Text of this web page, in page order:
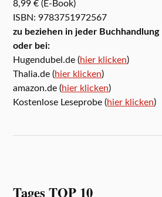
8,99 € (E-Book)
ISBN: 9783751972567
zu beziehen in jeder Buchhandlung
oder bei:
Hugendubel.de (hier klicken)
Thalia.de (hier klicken)
amazon.de (hier klicken)
Kostenlose Leseprobe (hier klicken)
Tages TOP 10